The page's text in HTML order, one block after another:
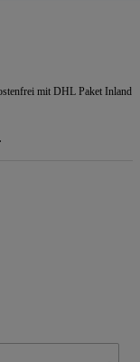
mit DHL Paket Inland